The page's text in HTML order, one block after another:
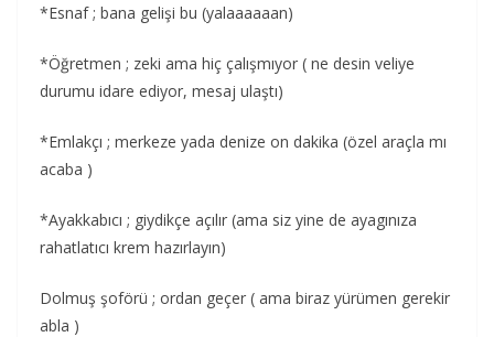
*Esnaf ; bana gelişi bu (yalaaaaaan)
*Öğretmen ; zeki ama hiç çalışmıyor ( ne desin veliye
durumu idare ediyor, mesaj ulaştı)
*Emlakçı ; merkeze yada denize on dakika (özel araçla mı
acaba )
*Ayakkabıcı ; giydikçe açılır (ama siz yine de ayagınıza
rahatlatıcı krem hazırlayın)
Dolmuş şoförü ; ordan geçer ( ama biraz yürümen gerekir
abla )